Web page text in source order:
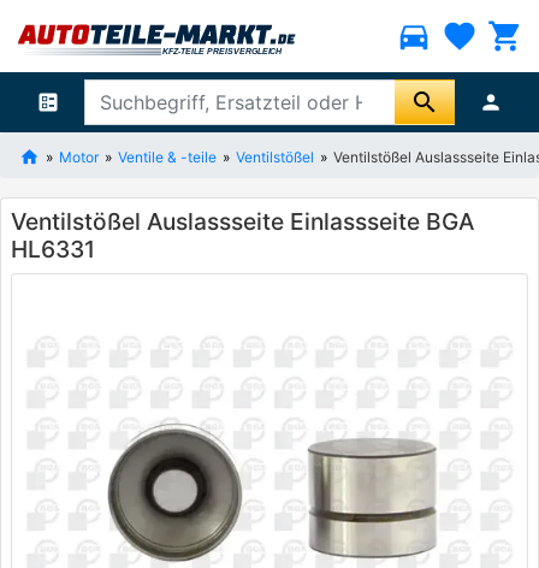
directions_car favorite shopping_cart
ballot search person
Motor Ventile & -teile Ventilstößel Ventilstößel Auslassseite
Ventilstößel Auslassseite Einlassseite BGA
HL6331